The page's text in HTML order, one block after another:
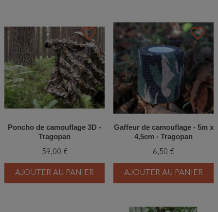
favorite_border
Poncho de camouflage 3D -
Tragopan
59,00 €
AJOUTER AU PANIER
favorite_border
Gaffeur de camouflage - 5m x
4,5cm - Tragopan
6,50 €
AJOUTER AU PANIER